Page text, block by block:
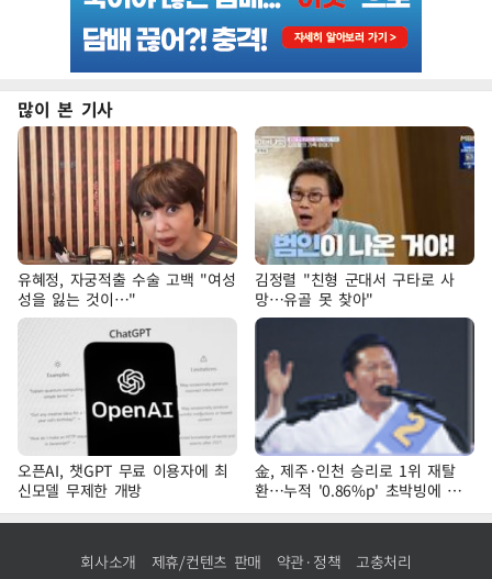
많이 본 기사
유혜정, 자궁적출 수술 고백 "여성
성을 잃는 것이…"
김정렬 "친형 군대서 구타로 사
망…유골 못 찾아"
오픈AI, 챗GPT 무료 이용자에 최
신모델 무제한 개방
金, 제주·인천 승리로 1위 재탈
환…누적 '0.86%p' 초박빙에 호
남 표심 주목
회사소개 제휴/컨텐츠 판매 약관·정책 고충처리